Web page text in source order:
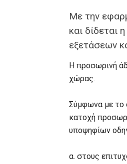
Με την
και δίδεται
εξετάσεων
Η προσωρινή
χώρας.
Σύμφωνα με το
κατοχή
υποψηφίων
α. στους